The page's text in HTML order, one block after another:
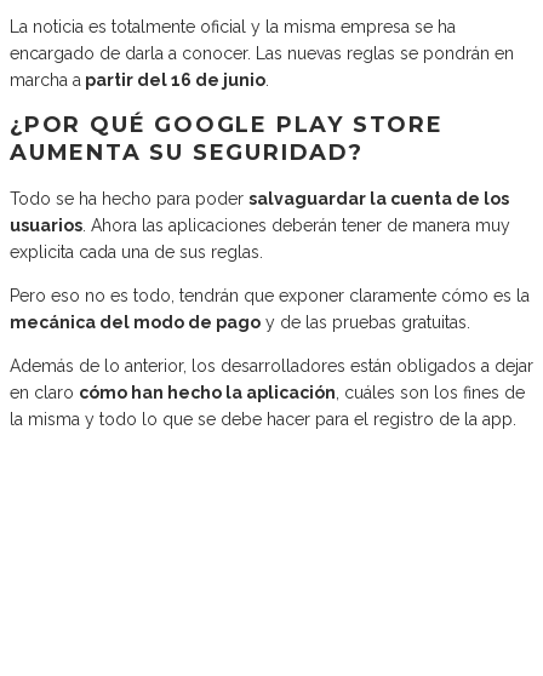
La noticia es totalmente oficial y la misma empresa se ha
encargado de darla a conocer. Las nuevas reglas se pondrán en
marcha a partir del 16 de junio
¿POR QUÉ GOOGLE PLAY STORE
AUMENTA SU SEGURIDAD?
Todo se ha hecho para poder salvaguardar la cuenta de los
usuarios . Ahora las aplicaciones deberán tener de manera muy
explicita cada una de sus reglas.
Pero eso no es todo, tendrán que exponer claramente cómo es la
mecánica del modo de pago y de las pruebas gratuitas.
Además de lo anterior, los desarrolladores están obligados a dejar
en claro cómo han hecho la aplicación , cuáles son los fines de
la misma y todo lo que se debe hacer para el registro de la app.